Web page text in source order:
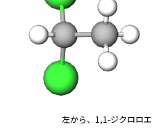
左から、1,1-ジクロロ